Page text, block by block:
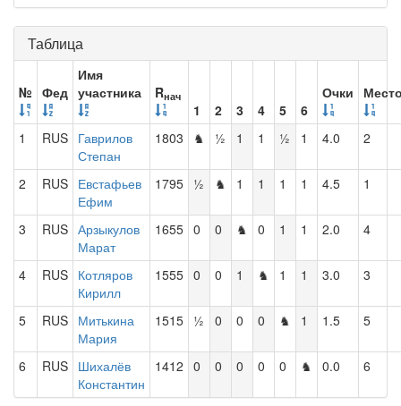
Таблица
№ Фед
Имя
участника
Rнач
1 2 3 4 5 6
Очки
1 RUS Гаврилов
Степан
1803 ♞ ½ 1 1 ½ 1 4.0 2
2 RUS Евстафьев
Ефим
1795 ½ ♞ 1 1 1 1 4.5 1
3 RUS Арзыкулов
Марат
1655 0 0 ♞ 0 1 1 2.0 4
4 RUS Котляров
Кирилл
1555 0 0 1 ♞ 1 1 3.0 3
5 RUS Митькина
Мария
1515 ½ 0 0 0 ♞ 1 1.5 5
6 RUS Шихалёв
Константин
1412 0 0 0 0 0 ♞ 0.0 6